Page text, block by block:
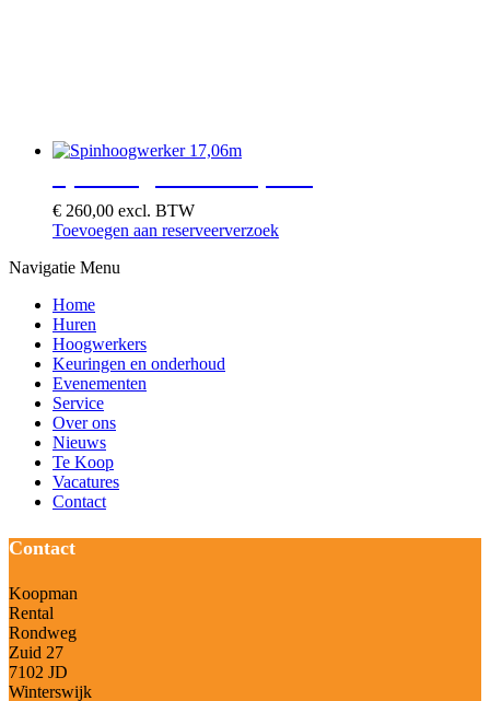
€ 260,00 excl. BTW
Toevoegen aan reserveerverzoek
Navigatie Menu
Home
Huren
Hoogwerkers
Keuringen en onderhoud
Evenementen
Service
Over ons
Nieuws
Te Koop
Vacatures
Contact
Contact
Koopman
Rental
Rondweg
Zuid 27
7102 JD
Winterswijk